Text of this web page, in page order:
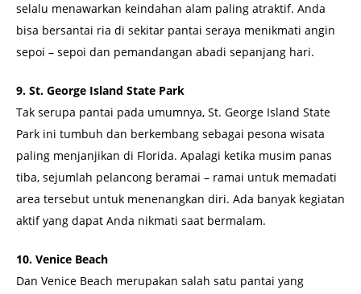
selalu menawarkan keindahan alam paling atraktif. Anda
bisa bersantai ria di sekitar pantai seraya menikmati angin
sepoi – sepoi dan pemandangan abadi sepanjang hari.
9. St. George Island State Park
Tak serupa pantai pada umumnya, St. George Island State
Park ini tumbuh dan berkembang sebagai pesona wisata
paling menjanjikan di Florida. Apalagi ketika musim panas
tiba, sejumlah pelancong beramai – ramai untuk memadati
area tersebut untuk menenangkan diri. Ada banyak kegiatan
aktif yang dapat Anda nikmati saat bermalam.
10. Venice Beach
Dan Venice Beach merupakan salah satu pantai yang